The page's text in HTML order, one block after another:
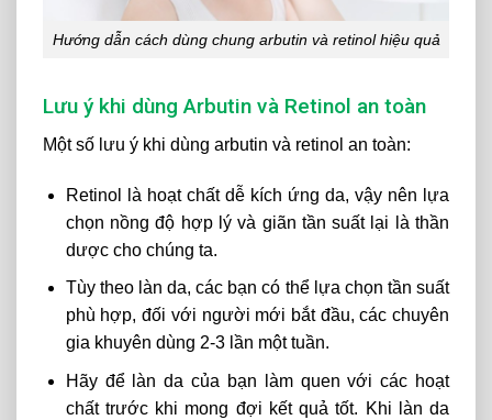
Hướng dẫn cách dùng chung arbutin và retinol hiệu quả
Lưu ý khi dùng Arbutin và Retinol an toàn
Một số lưu ý khi dùng arbutin và retinol an toàn:
Retinol là hoạt chất dễ kích ứng da, vậy nên lựa
chọn nồng độ hợp lý và giãn tần suất lại là thần
dược cho chúng ta.
Tùy theo làn da, các bạn có thể lựa chọn tần suất
phù hợp, đối với người mới bắt đầu, các chuyên
gia khuyên dùng 2-3 lần một tuần.
Hãy để làn da của bạn làm quen với các hoạt
chất trước khi mong đợi kết quả tốt. Khi làn da